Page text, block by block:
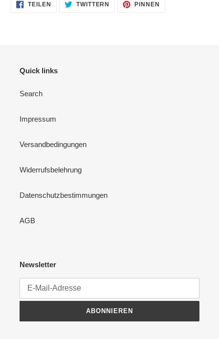
TEILEN
FACEBOOK
TWITTERN AUF
TWITTER
PINNEN
Quick links
Search
Impressum
Versandbedingungen
Widerrufsbelehrung
Datenschutzbestimmungen
AGB
Newsletter
ABONNIEREN